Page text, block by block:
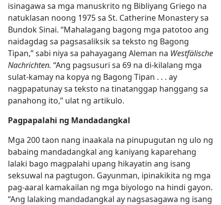
isinagawa sa mga manuskrito ng Bibliyang Griego na
natuklasan noong 1975 sa St. Catherine Monastery sa
Bundok Sinai. “Mahalagang bagong mga patotoo ang
naidagdag sa pagsasaliksik sa teksto ng Bagong
Tipan,” sabi niya sa pahayagang Aleman na Westfälische
Nachrichten. “Ang pagsusuri sa 69 na di-kilalang mga
sulat-kamay na kopya ng Bagong Tipan . . . ay
nagpapatunay sa teksto na tinatanggap hanggang sa
panahong ito,” ulat ng artikulo.
Pagpapalahi ng Mandadangkal
Mga 200 taon nang inaakala na pinupugutan ng ulo ng
babaing mandadangkal ang kaniyang kaparehang
lalaki bago magpalahi upang hikayatin ang isang
seksuwal na pagtugon. Gayunman, ipinakikita ng mga
pag-aaral kamakailan ng mga biyologo na hindi gayon.
“Ang lalaking mandadangkal ay nagsasagawa ng isang